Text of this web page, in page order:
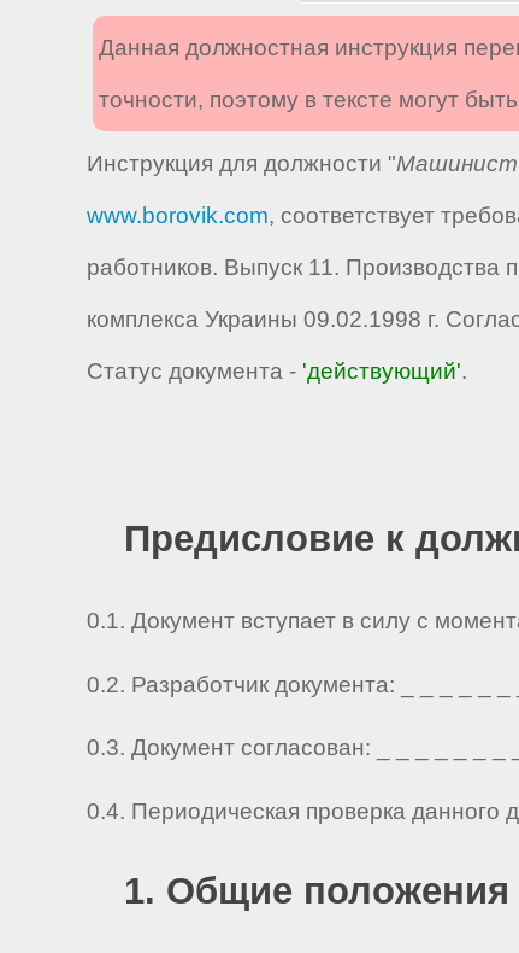
Данная должностная инструкция
точности, поэтому в тексте могут
Инструкция для должности "Машинист
www.borovik.com, соответствует
работников. Выпуск 11.
комплекса Украины 09.02.1998 г.
Статус документа - 'действующий'.
Предисловие к
0.1. Документ вступает в силу с
0.2. Разработчик документа: _ _ _ _ _
0.3. Документ согласован: _ _ _ _ _ _
0.4. Периодическая проверка
1. Общие положения